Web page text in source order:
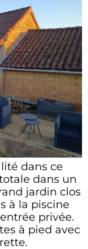
dans ce
dans un
jardin clos
à la piscine
privée.
à pied avec